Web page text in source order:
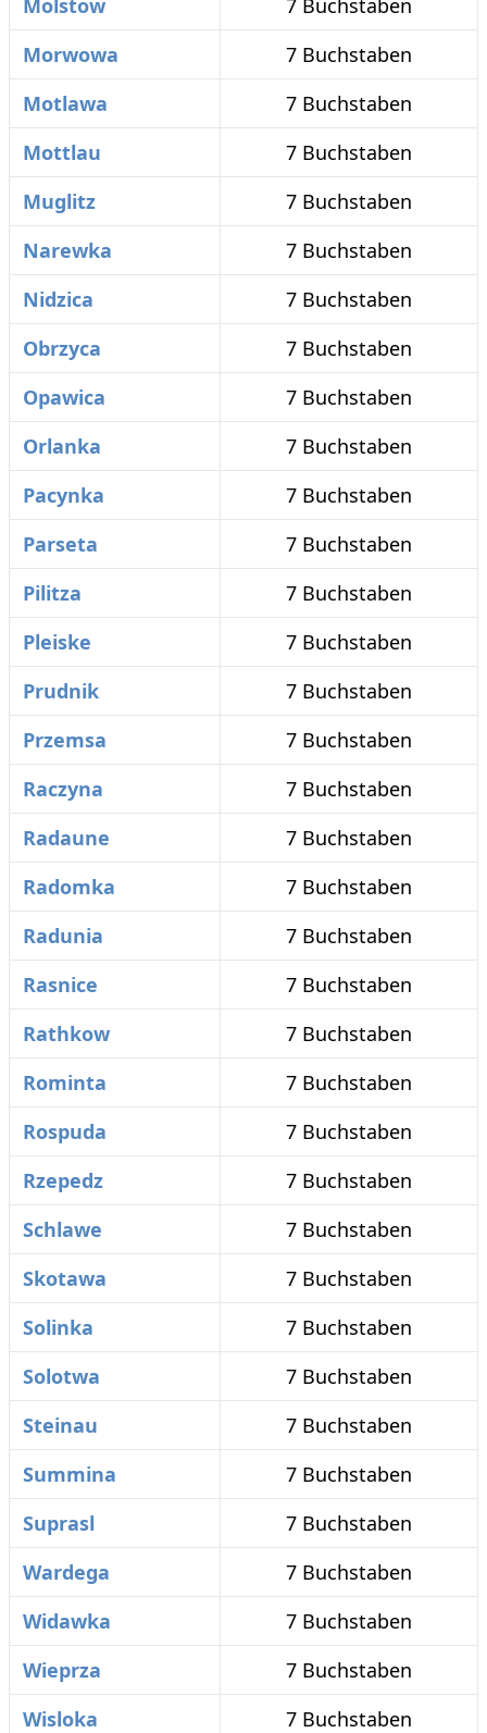
Molstow
7 Buchstaben
Morwowa
7 Buchstaben
Motlawa
7 Buchstaben
Mottlau
7 Buchstaben
Muglitz
7 Buchstaben
Narewka
7 Buchstaben
Nidzica
7 Buchstaben
Obrzyca
7 Buchstaben
Opawica
7 Buchstaben
Orlanka
7 Buchstaben
Pacynka
7 Buchstaben
Parseta
7 Buchstaben
Pilitza
7 Buchstaben
Pleiske
7 Buchstaben
Prudnik
7 Buchstaben
Przemsa
7 Buchstaben
Raczyna
7 Buchstaben
Radaune
7 Buchstaben
Radomka
7 Buchstaben
Radunia
7 Buchstaben
Rasnice
7 Buchstaben
Rathkow
7 Buchstaben
Rominta
7 Buchstaben
Rospuda
7 Buchstaben
Rzepedz
7 Buchstaben
Schlawe
7 Buchstaben
Skotawa
7 Buchstaben
Solinka
7 Buchstaben
Solotwa
7 Buchstaben
Steinau
7 Buchstaben
Summina
7 Buchstaben
Suprasl
7 Buchstaben
Wardega
7 Buchstaben
Widawka
7 Buchstaben
Wieprza
7 Buchstaben
Wisloka
7 Buchstaben